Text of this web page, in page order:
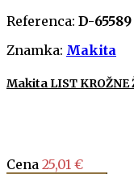
Referenca: D-65589
Znamka: Makita
Makita LIST KROŽNE
Cena 25,01 €